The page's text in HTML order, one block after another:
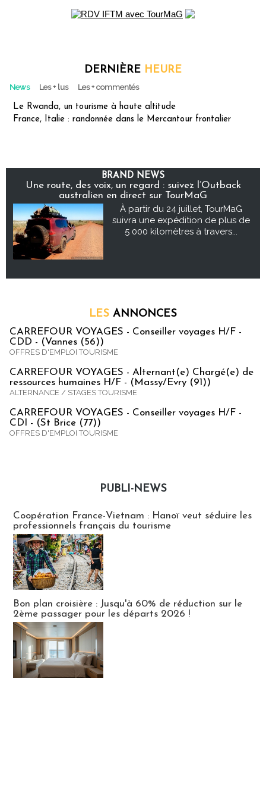
DERNIÈRE HEURE
News Les + lus Les + commentés
Le Rwanda, un tourisme à haute altitude
France, Italie : randonnée dans le Mercantour frontalier
BRAND NEWS
Une route, des voix, un regard : suivez l’Outback
australien en direct sur TourMaG
À partir du 24 juillet, TourMaG
suivra une expédition de plus de
5 000 kilomètres à travers...
LES ANNONCES
CARREFOUR VOYAGES - Conseiller voyages H/F -
CDD - (Vannes (56))
OFFRES D'EMPLOI TOURISME
CARREFOUR VOYAGES - Alternant(e) Chargé(e) de
ressources humaines H/F - (Massy/Evry (91))
ALTERNANCE / STAGES TOURISME
CARREFOUR VOYAGES - Conseiller voyages H/F -
CDI - (St Brice (77))
OFFRES D'EMPLOI TOURISME
PUBLI-NEWS
Coopération France-Vietnam : Hanoï veut séduire les
professionnels français du tourisme
Bon plan croisière : Jusqu'à 60% de réduction sur le
2ème passager pour les départs 2026 !